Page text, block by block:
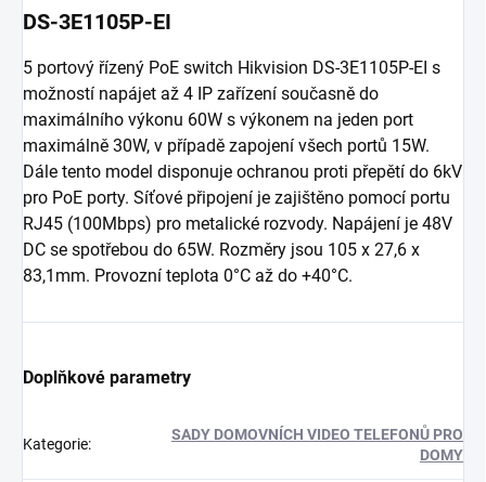
DS-3E1105P-EI
5 portový řízený PoE switch Hikvision DS-3E1105P-EI s
možností napájet až 4 IP zařízení současně do
maximálního výkonu 60W s výkonem na jeden port
maximálně 30W, v případě zapojení všech portů 15W.
Dále tento model disponuje ochranou proti přepětí do 6kV
pro PoE porty. Síťové připojení je zajištěno pomocí portu
RJ45 (100Mbps) pro metalické rozvody. Napájení je 48V
DC se spotřebou do 65W. Rozměry jsou 105 x 27,6 x
83,1mm. Provozní teplota 0°C až do +40°C.
Doplňkové parametry
Kategorie:
SADY DOMOVNÍCH VIDEO TELEFONŮ PRO
DOMY